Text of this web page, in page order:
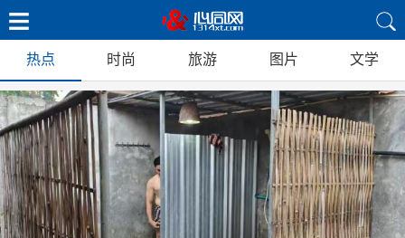
热点 时尚 旅游 图片 文学